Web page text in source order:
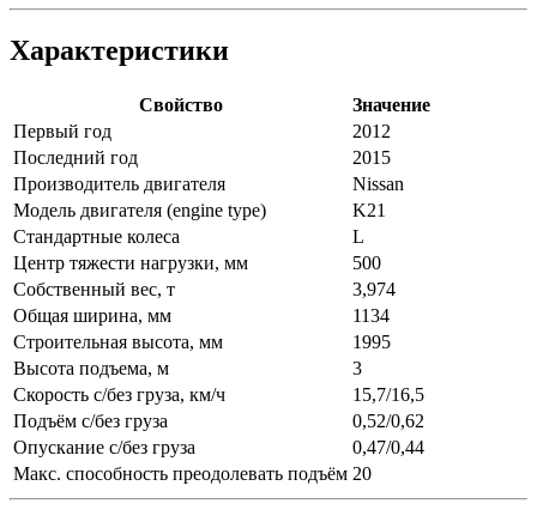
Характеристики
Свойство
Значение
Первый год
2012
Последний год
2015
Производитель двигателя
Nissan
Модель двигателя (engine type)
K21
Стандартные колеса
L
Центр тяжести нагрузки, мм
500
Собственный вес, т
3,974
Общая ширина, мм
1134
Строительная высота, мм
1995
Высота подъема, м
3
Скорость с/без груза, км/ч
15,7/16,5
Подъём с/без груза
0,52/0,62
Опускание с/без груза
0,47/0,44
Макс. способность преодолевать подъём 20